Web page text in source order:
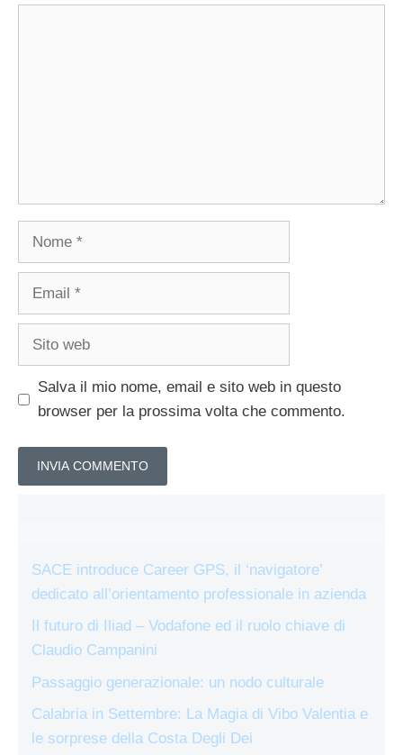
Nome
Email
Sito
Salva il mio nome, email e sito web in questo
browser per la prossima volta che commento.
SACE introduce Career GPS, il ‘navigatore’
dedicato all’orientamento professionale in azienda
Il futuro di Iliad – Vodafone ed il ruolo chiave di
Claudio Campanini
Passaggio generazionale: un nodo culturale
Calabria in Settembre: La Magia di Vibo Valentia e
le sorprese della Costa Degli Dei